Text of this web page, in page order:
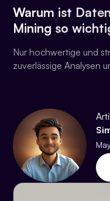
Warum ist
Mining so
Nur hochwertige und
zuverlässige Analysen